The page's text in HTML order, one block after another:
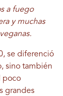
a fuego
y muchas
se diferenció
sino también
poco
grandes